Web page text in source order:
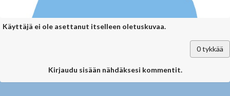
Käyttäjä ei ole asettanut itselleen oletuskuvaa.
0tykkää
Kirjaudu sisään nähdäksesi kommentit.